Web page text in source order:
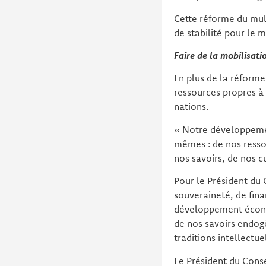
Cette réforme du
de stabilité pour le
Faire de la
En plus de la
ressources propres
nations.
« Notre
mêmes : de nos
nos savoirs, de nos
Pour le Président
souveraineté, de
développement
de nos savoirs
traditions
Le Président du